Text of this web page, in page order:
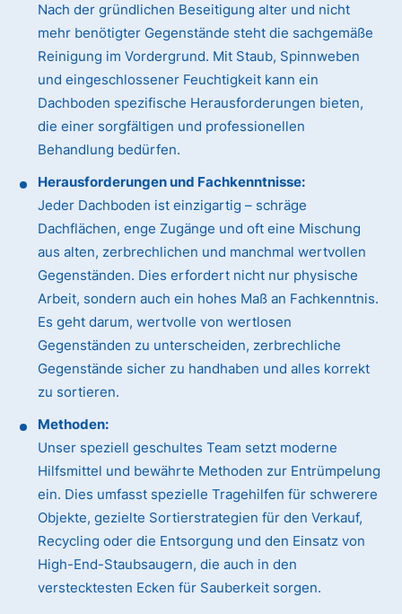
Nach der gründlichen Beseitigung alter und nicht
mehr benötigter Gegenstände steht die sachgemäße
Reinigung im Vordergrund. Mit Staub, Spinnweben
und eingeschlossener Feuchtigkeit kann ein
Dachboden spezifische Herausforderungen bieten,
die einer sorgfältigen und professionellen
Behandlung bedürfen.
Herausforderungen und Fachkenntnisse:
Jeder Dachboden ist einzigartig – schräge
Dachflächen, enge Zugänge und oft eine Mischung
aus alten, zerbrechlichen und manchmal wertvollen
Gegenständen. Dies erfordert nicht nur physische
Arbeit, sondern auch ein hohes Maß an Fachkenntnis.
Es geht darum, wertvolle von wertlosen
Gegenständen zu unterscheiden, zerbrechliche
Gegenstände sicher zu handhaben und alles korrekt
zu sortieren.
Methoden:
Unser speziell geschultes Team setzt moderne
Hilfsmittel und bewährte Methoden zur Entrümpelung
ein. Dies umfasst spezielle Tragehilfen für schwerere
Objekte, gezielte Sortierstrategien für den Verkauf,
Recycling oder die Entsorgung und den Einsatz von
High-End-Staubsaugern, die auch in den
verstecktesten Ecken für Sauberkeit sorgen.